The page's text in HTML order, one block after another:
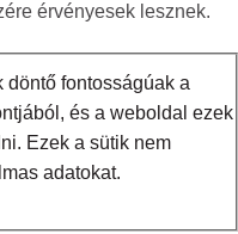
érvényesek lesznek.
fontosságúak a
és a weboldal ezek
Ezek a sütik nem
adatokat.